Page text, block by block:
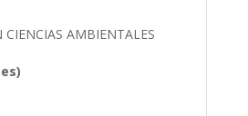
CIENCIAS AMBIENTALES